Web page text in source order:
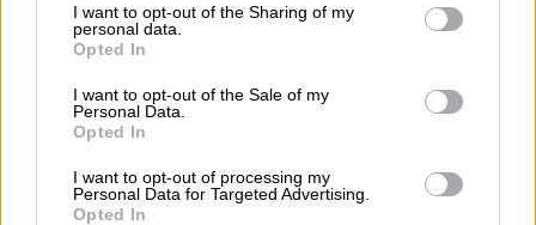
I want to opt-out of the Sharing of my
personal data.
Opted In
I want to opt-out of the Sale of my
Personal Data.
Opted In
I want to opt-out of processing my
Personal Data for Targeted Advertising.
Opted In
Zapytanie o "Bateria Lenovo 41Wh Li-ion
5B10W51858"